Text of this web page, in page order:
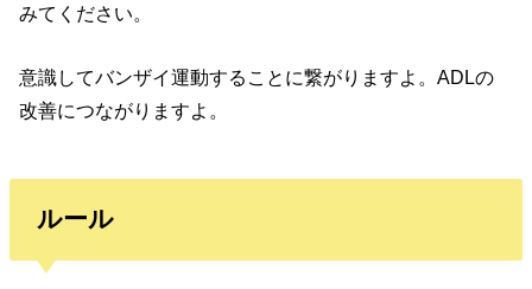
みてください。
意識してバンザイ運動することに繋がりますよ。ADLの
改善につながりますよ。
ルール